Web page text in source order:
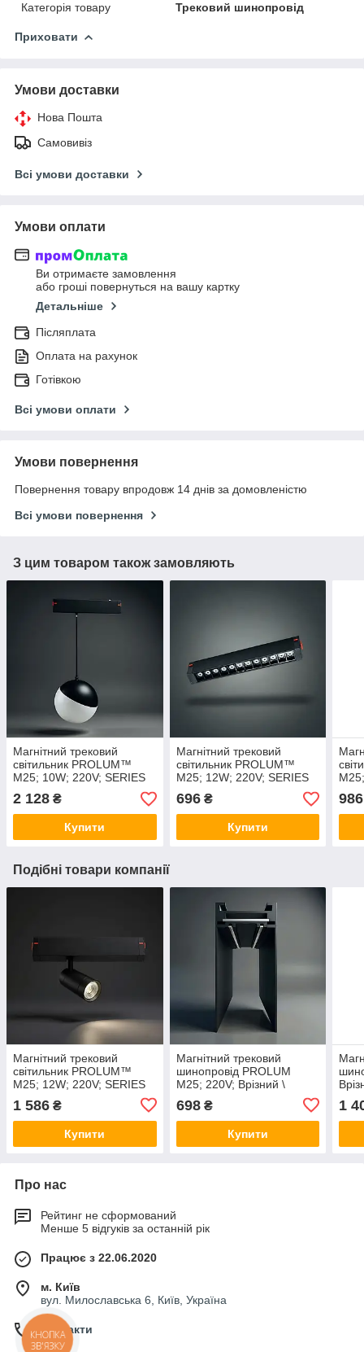
Категорія товару
Трековий шинопровід
Приховати
Умови доставки
Нова Пошта
Самовивіз
Всі умови доставки
Умови оплати
Ви отримаєте замовлення
або гроші повернуться на вашу картку
Детальніше
Післяплата
Оплата на рахунок
Готівкою
Всі умови оплати
Умови повернення
Повернення товару впродовж 14 днів за домовленістю
Всі умови повернення
З цим товаром також замовляють
Магнітний трековий
світильник PROLUM™
M25; 10W; 220V; SERIES
2 128 ₴
Купити
Магнітний трековий
світильник PROLUM™
M25; 12W; 220V; SERIES
696₴
Купити
986
Подібні товари компанії
Магнітний трековий
світильник PROLUM™
M25; 12W; 220V; SERIES
"ST2-WF"; SMART 3000K -
6000K
1 586 ₴
Купити
Магнітний трековий
шинопровід PROLUM
M25; 220V; Врізний \
Накладний - P25; 1 метр
698₴
Купити
1
Про нас
Рейтинг не сформований
Менше 5 відгуків за останній рік
Працює з 22.06.2020
м. Київ
вул. Милославська 6, Київ, Україна
Контакти
КНОПКА
ЗВ'ЯЗКУ